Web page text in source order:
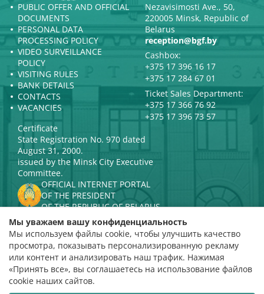
PUBLIC OFFER AND OFFICIAL
DOCUMENTS
PERSONAL DATA
PROCESSING POLICY
VIDEO SURVEILLANCE
POLICY
VISITING RULES
BANK DETAILS
CONTACTS
VACANCIES
Nezavisimosti Ave., 50,
220005 Minsk, Republic of
Belarus
reception@bgf.by
Cashbox:
+375 17 396 16 17
+375 17 284 67 01
Ticket Sales Department:
+375 17 366 76 92
+375 17 396 73 57
Certificate
State Registration No. 970 dated
August 31, 2000.
issued by the Minsk City Executive
Committee.
OFFICIAL INTERNET PORTAL
OF THE PRESIDENT
OF THE REPUBLIC OF BELARUS
MINISTRY OF CULTURE OF THE
REPUBLIC OF BELARUS
PORTAL
RATING ASSESSMENT
Rating 4.9
based on 112 reviews
Мы уважаем вашу конфиденциальность
Мы используем файлы cookie, чтобы улучшить качество
просмотра, показывать персонализированную рекламу
или контент и анализировать наш трафик. Нажимая
«Принять все», вы соглашаетесь на использование файлов
cookie наших сайтов.